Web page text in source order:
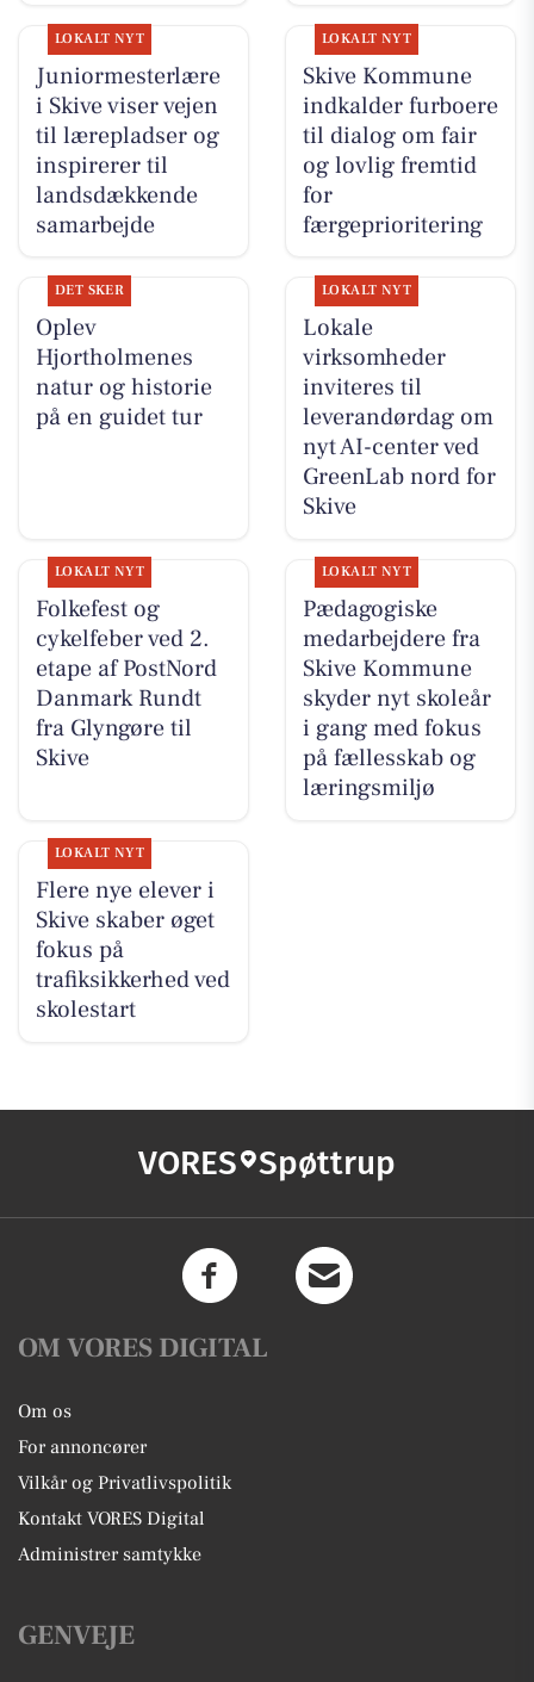
LOKALT NYT
Juniormesterlære
i Skive viser vejen
til lærepladser og
inspirerer til
landsdækkende
samarbejde
LOKALT NYT
Skive Kommune
indkalder furboere
til dialog om fair
og lovlig fremtid
for
færgeprioritering
DET SKER
Oplev
Hjortholmenes
natur og historie
på en guidet tur
LOKALT NYT
Lokale
virksomheder
inviteres til
leverandørdag om
nyt AI-center ved
GreenLab nord for
Skive
LOKALT NYT
Folkefest og
cykelfeber ved 2.
etape af PostNord
Danmark Rundt
fra Glyngøre til
Skive
LOKALT NYT
Pædagogiske
medarbejdere fra
Skive Kommune
skyder nyt skoleår
i gang med fokus
på fællesskab og
læringsmiljø
LOKALT NYT
Flere nye elever i
Skive skaber øget
fokus på
trafiksikkerhed ved
skolestart
VORES Spøttrup
OM VORES DIGITAL
Om os
For annoncører
Vilkår og Privatlivspolitik
Kontakt VORES Digital
Administrer samtykke
GENVEJE